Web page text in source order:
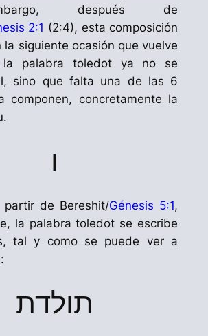
después de
2:1 (2:4), esta composición
la siguiente ocasión que vuelve
palabra toledotya no se
sino que falta una de las 6
componen, concretamente la
.
ו
partir de Bereshit/Génesis 5:1,
la palabratoledot se escribe
tal y como se puede ver a
תולדת